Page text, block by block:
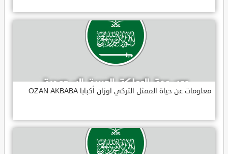
معلومات عن حياة الممثل التركي اوزان أكبابا OZAN AKBABA